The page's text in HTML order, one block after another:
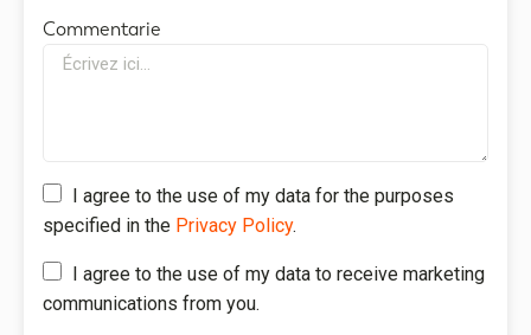
Commentarie
I agree to the use of my data for the purposes
specified in the Privacy Policy.
I agree to the use of my data to receive marketing
communications from you.